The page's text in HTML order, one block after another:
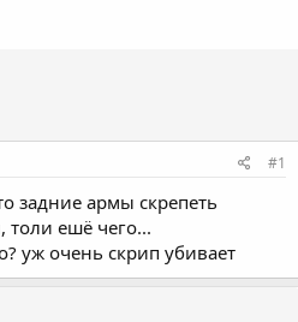
#1
задние армы скрепеть
толи ешё чего...
уж очень скрип убивает